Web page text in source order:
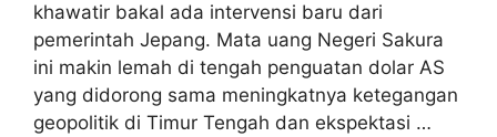
khawatir bakal ada intervensi baru dari
pemerintah Jepang. Mata uang Negeri Sakura
ini makin lemah di tengah penguatan dolar AS
yang didorong sama meningkatnya ketegangan
geopolitik di Timur Tengah dan ekspektasi …